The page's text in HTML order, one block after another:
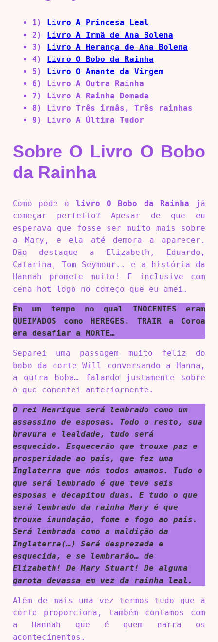
1) Livro A Princesa Leal
2) Livro A Irmã de Ana Bolena
3) Livro A Herança de Ana Bolena
4) Livro O Bobo da Rainha
5) Livro O Amante da Virgem
6) Livro A Outra Rainha
7) Livro A Rainha Domada
8) Livro Três irmâs, Três rainhas
9) Livro A Última Tudor
Sobre O Livro O Bobo
da Rainha
Como pode o livro O Bobo da Rainha já
começar perfeito? Apesar de que eu
esperava que fosse ser muito mais sobre
a Mary, e ela até demora a aparecer.
Dão destaque a Elizabeth, Eduardo,
Catarina, Tom Seymour.. e a história da
Hannah promete muito! E inclusive com
cena hot logo no começo que eu amei.
Em um tempo no qual INOCENTES eram
QUEIMADOS como HEREGES. TRAIR a Coroa
era desafiar a MORTE…
Separei uma passagem muito feliz do
bobo da corte Will conversando a Hanna,
a outra boba… falando justamente sobre
o que comentei anteriormente.
O rei Henrique será lembrado como um
assassino de esposas. Todo o resto, sua
bravura e lealdade, tudo será
esquecido. Esquecerão que trouxe paz e
prosperidade ao país, que fez uma
Inglaterra que nós todos amamos. Tudo o
que será lembrado é que teve seis
esposas e decapitou duas. E tudo o que
será lembrado da rainha Mary é que
trouxe inundação, fome e fogo ao país.
Será lembrada como a maldição da
Inglaterra(…) Será desprezada e
esquecida, e se lembrarão… de
Elizabeth! De Mary Stuart! De alguma
garota devassa em vez da rainha leal.
Além de mais uma vez termos tudo que a
corte proporciona, também contamos com
a Hannah que é quem narra os
acontecimentos.